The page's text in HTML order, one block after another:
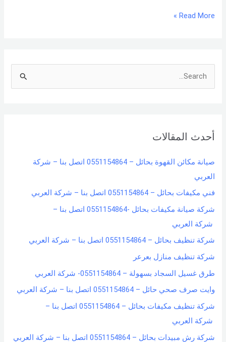
Read More »
c
f
o
r
:
أحدث المقالات
صيانة مكائن القهوة بحائل – 0551154864 اتصل بنا – شركة
العربي
فني مكيفات بحائل – 0551154864 اتصل بنا – شركة العربي
شركة صيانة مكيفات بحائل -0551154864 اتصل بنا –
شركة العربي
شركة تنظيف بحائل – 0551154864 اتصل بنا – شركة العربي
شركة تنظيف منازل بعرعر
طرق غسيل السجاد بسهولة – 0551154864- شركة العربي
وايت صرف صحي حائل – 0551154864 اتصل بنا – شركة العربي
شركة تنظيف مكيفات بحائل – 0551154864 اتصل بنا –
شركة العربي
شركة رش مبيدات بحائل – 0551154864 اتصل بنا – شركة العربي